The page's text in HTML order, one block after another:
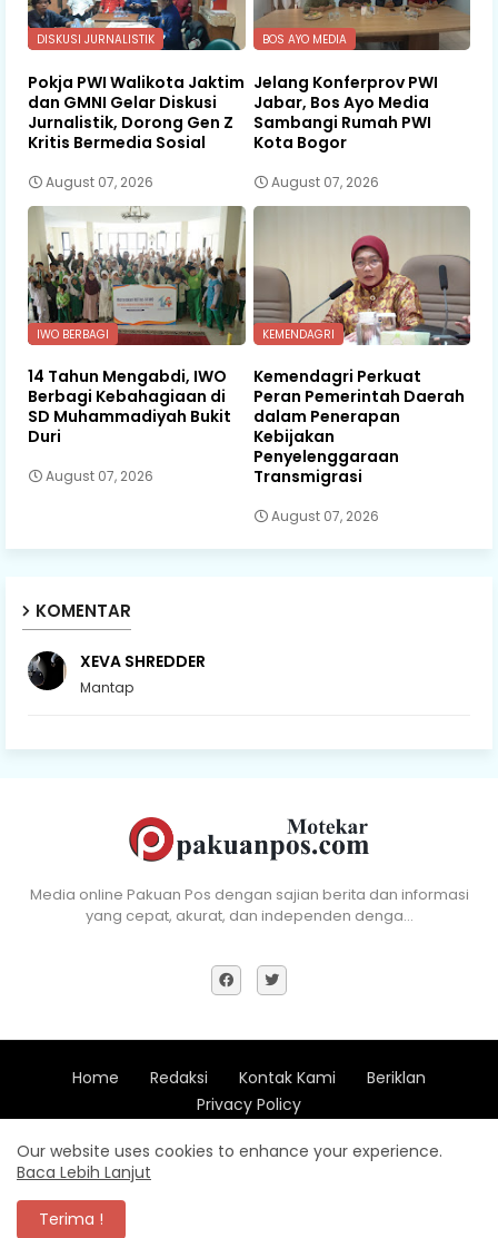
DISKUSI JURNALISTIK
Pokja PWI Walikota Jaktim
dan GMNI Gelar Diskusi
Jurnalistik, Dorong Gen Z
Kritis Bermedia Sosial
August 07, 2026
BOS AYO MEDIA
Jelang Konferprov PWI
Jabar, Bos Ayo Media
Sambangi Rumah PWI
Kota Bogor
August 07, 2026
IWO BERBAGI
14 Tahun Mengabdi, IWO
Berbagi Kebahagiaan di
SD Muhammadiyah Bukit
Duri
August 07, 2026
KEMENDAGRI
Kemendagri Perkuat
Peran Pemerintah Daerah
dalam Penerapan
Kebijakan
Penyelenggaraan
Transmigrasi
August 07, 2026
KOMENTAR
XEVA SHREDDER
Mantap
Media online Pakuan Pos dengan sajian berita dan informasi
yang cepat, akurat, dan independen denga…
Home Redaksi Kontak Kami
Beriklan
Privacy Policy
Design by -Blogger Templates
Our website uses cookies to enhance your experience.
Baca Lebih Lanjut
Terima !